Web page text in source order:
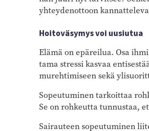
yhteydenottoon
Hoitoväsymys voi uusiutua
Elämä on epäreilua. Osa
tama stressi kasvaa
murehtimiseen sekä
Sopeutuminen tarkoittaa
Se on rohkeutta tunnustaa,
Sairauteen sopeutuminen